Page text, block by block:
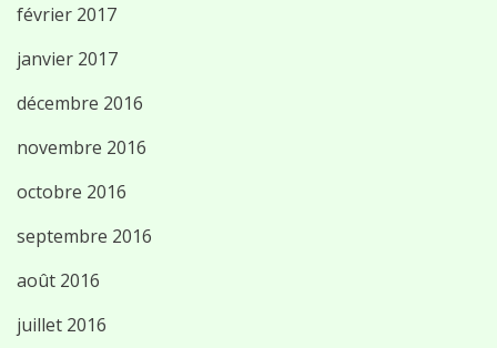
février 2017
janvier 2017
décembre 2016
novembre 2016
octobre 2016
septembre 2016
août 2016
juillet 2016